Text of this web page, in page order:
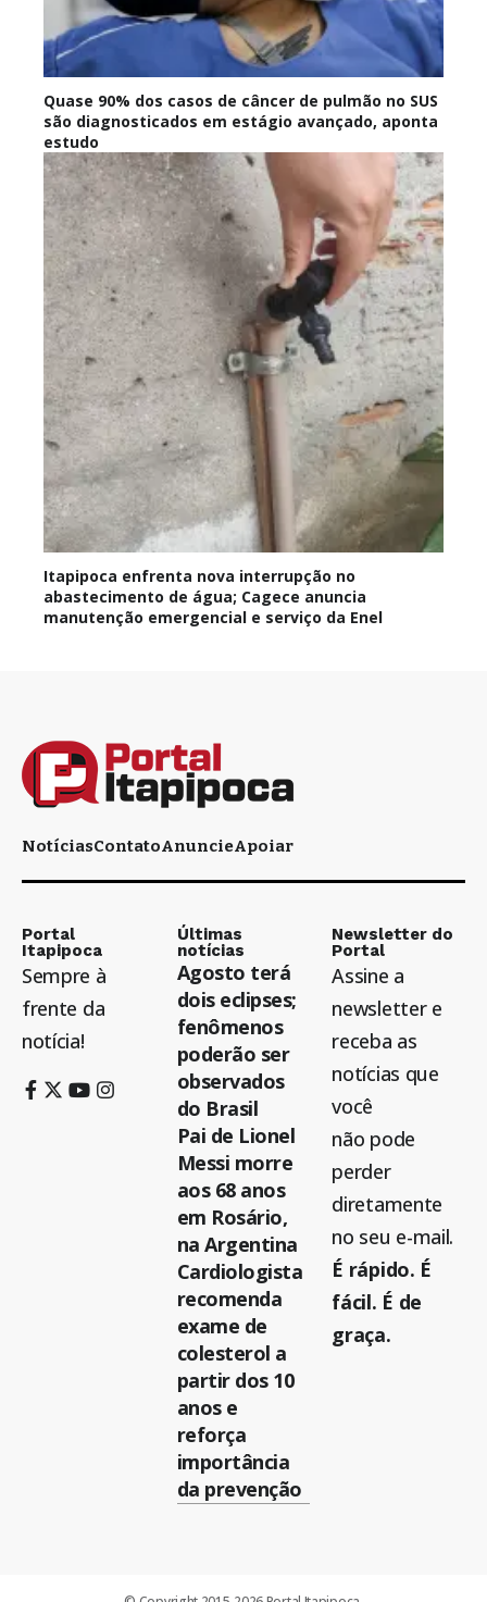
Quase 90% dos casos de câncer de pulmão no SUS
são diagnosticados em estágio avançado, aponta
estudo
Itapipoca enfrenta nova interrupção no
abastecimento de água; Cagece anuncia
manutenção emergencial e serviço da Enel
NotíciasContatoAnuncieApoiar
Portal
Itapipoca
Sempre à
frente da
notícia!
Últimas
notícias
Agosto terá
dois eclipses;
fenômenos
poderão ser
observados
do Brasil
Pai de Lionel
Messi morre
aos 68 anos
em Rosário,
na Argentina
Cardiologista
recomenda
exame de
colesterol a
partir dos 10
anos e
reforça
importância
da prevenção
Newsletter do
Portal
Assine a
newsletter e
receba as
notícias que
você
não pode
perder
diretamente
no seu e-mail.
É rápido. É
fácil. É de
graça.